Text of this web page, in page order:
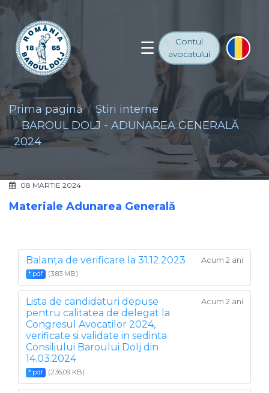
Contul
avocatului
Prima pagină
Ştiri interne
BAROUL DOLJ - ADUNAREA GENERALĂ
2024
08 MARTIE 2024
Materiale Adunarea Generală
Balanța de verificare la 31.12.2023 Acum 2 ani
*.pdf (3,83 MB)
Lista de candidaturi depuse
pentru calitatea de delegat la
Congresul Avocatilor 2024,
verificate si validate in sedinta
Consiliului Baroului Dolj din
14.03.2024
Acum 2 ani
*.pdf (236,09 KB)